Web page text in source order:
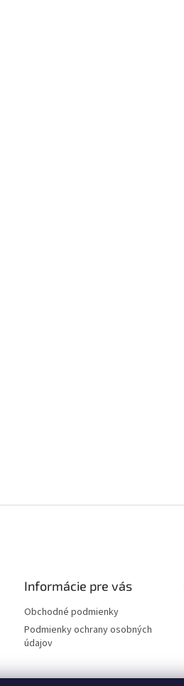
Informácie pre vás
Obchodné podmienky
Podmienky ochrany osobných
údajov